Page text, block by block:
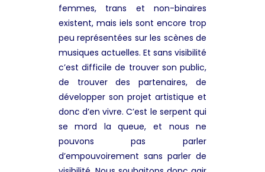
femmes, trans et non-binaires
existent, mais iels sont encore trop
peu représentées sur les scènes de
musiques actuelles. Et sans visibilité
c’est difficile de trouver son public,
de trouver des partenaires, de
développer son projet artistique et
donc d’en vivre. C’est le serpent qui
se mord la queue, et nous ne
pouvons pas parler
d’empouvoirement sans parler de